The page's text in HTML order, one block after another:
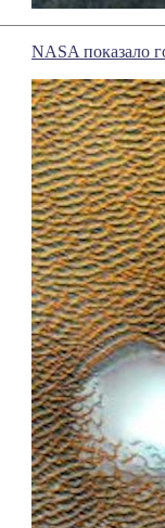
NASA показало